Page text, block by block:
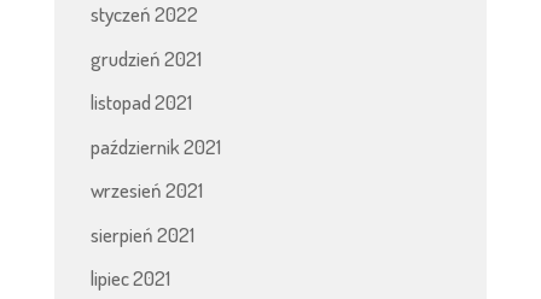
styczeń 2022
grudzień 2021
listopad 2021
październik 2021
wrzesień 2021
sierpień 2021
lipiec 2021